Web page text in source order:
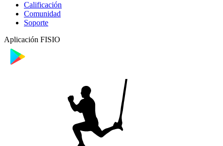
Calificación
Comunidad
Soporte
Aplicación FISIO